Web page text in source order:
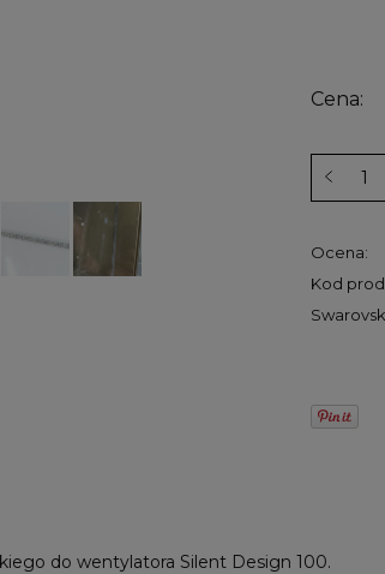
Cena:
Ocena:
Kod
do wentylatora Silent Design 100.